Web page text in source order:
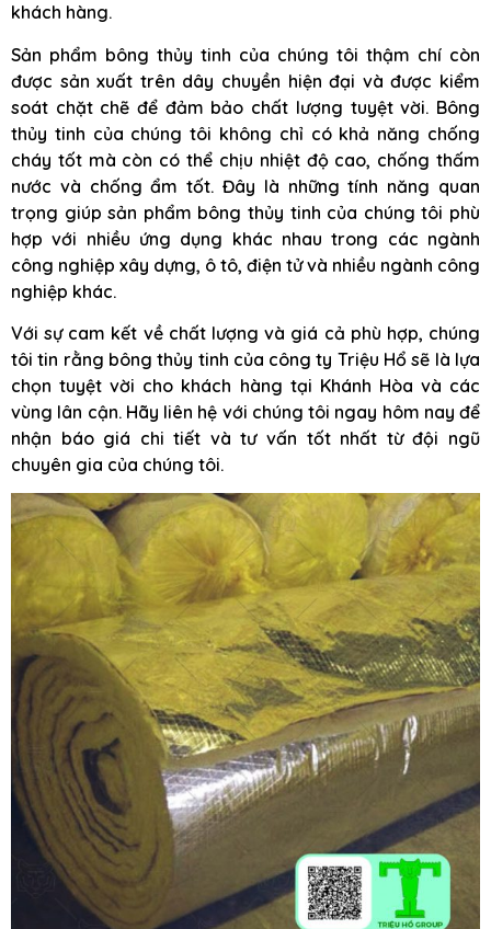
khách hàng.
Sản phẩm bông thủy tinh của chúng tôi thậm chí còn
được sản xuất trên dây chuyền hiện đại và được kiểm
soát chặt chẽ để đảm bảo chất lượng tuyệt vời. Bông
thủy tinh của chúng tôi không chỉ có khả năng chống
cháy tốt mà còn có thể chịu nhiệt độ cao, chống thấm
nước và chống ẩm tốt. Đây là những tính năng quan
trọng giúp sản phẩm bông thủy tinh của chúng tôi phù
hợp với nhiều ứng dụng khác nhau trong các ngành
công nghiệp xây dựng, ô tô, điện tử và nhiều ngành công
nghiệp khác.
Với sự cam kết về chất lượng và giá cả phù hợp, chúng
tôi tin rằng bông thủy tinh của công ty Triệu Hổ sẽ là lựa
chọn tuyệt vời cho khách hàng tại Khánh Hòa và các
vùng lân cận. Hãy liên hệ với chúng tôi ngay hôm nay để
nhận báo giá chi tiết và tư vấn tốt nhất từ đội ngũ
chuyên gia của chúng tôi.